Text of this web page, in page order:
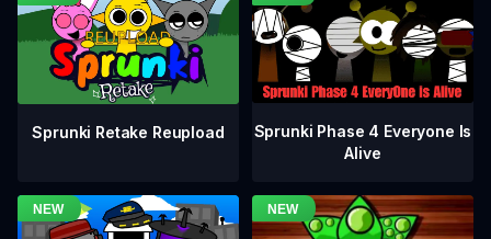
Sprunki Retake Reupload
Sprunki Phase 4 Everyone Is
Alive